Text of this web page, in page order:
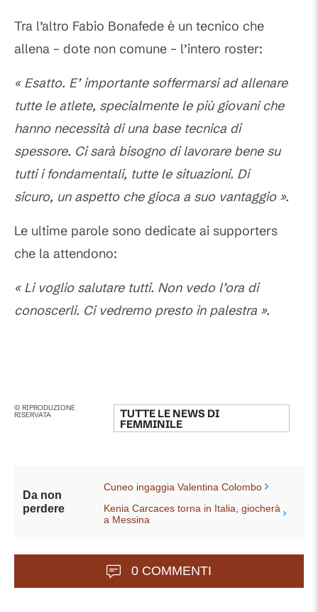
Tra l’altro Fabio Bonafede è un tecnico che
allena – dote non comune – l’intero roster:
« Esatto. E’ importante soffermarsi ad allenare
tutte le atlete, specialmente le più giovani che
hanno necessità di una base tecnica di
spessore. Ci sarà bisogno di lavorare bene su
tutti i fondamentali, tutte le situazioni. Di
sicuro, un aspetto che gioca a suo vantaggio ».
Le ultime parole sono dedicate ai supporters
che la attendono:
« Li voglio salutare tutti. Non vedo l’ora di
conoscerli. Ci vedremo presto in palestra ».
© RIPRODUZIONE
RISERVATA TUTTE LE NEWS DI
FEMMINILE
Da non
perdere
Cuneo ingaggia Valentina Colombo
Kenia Carcaces torna in Italia, giocherà
a Messina
0 COMMENTI